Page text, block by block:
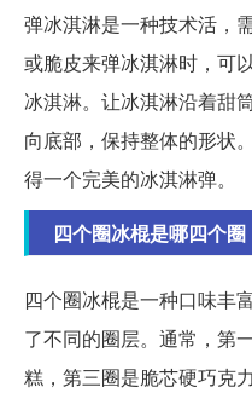
弹冰淇淋是一种技术活，
或脆皮来弹冰淇淋时，可
冰淇淋。让冰淇淋沿着甜
向底部，保持整体的形状
得一个完美的冰淇淋弹。
四个圈冰棍是哪四个圈
四个圈冰棍是一种口味丰
了不同的圈层。通常，第
糕，第三圈是脆芯硬巧克